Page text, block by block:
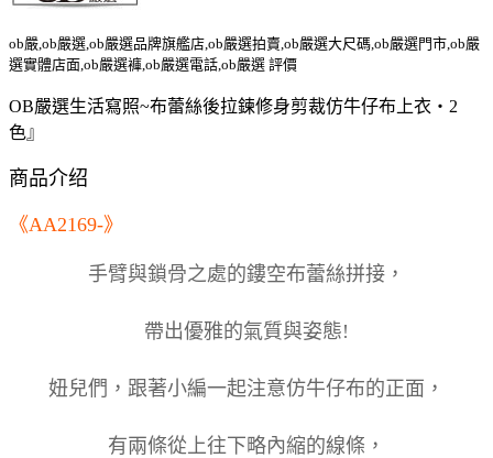
ob嚴,ob嚴選,ob嚴選品牌旗艦店,ob嚴選拍賣,ob嚴選大尺碼,ob嚴選門市,ob嚴
選實體店面,ob嚴選褲,ob嚴選電話,ob嚴選 評價
OB嚴選生活寫照~布蕾絲後拉鍊修身剪裁仿牛仔布上衣‧2
色』
商品介绍
《AA2169-》
手臂與鎖骨之處的鏤空布蕾絲拼接，
帶出優雅的氣質與姿態!
妞兒們，跟著小編一起注意仿牛仔布的正面，
有兩條從上往下略內縮的線條，